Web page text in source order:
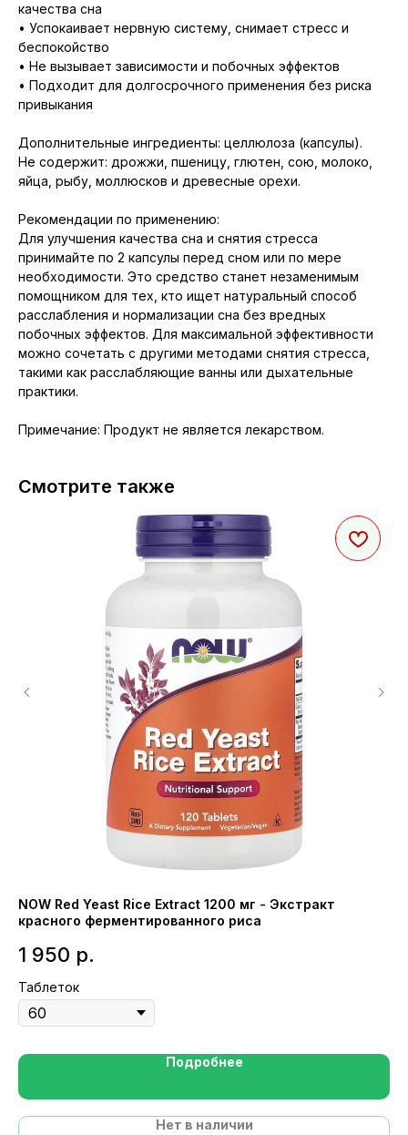
качества сна
• Успокаивает нервную систему, снимает стресс и
беспокойство
• Не вызывает зависимости и побочных эффектов
• Подходит для долгосрочного применения без риска
привыкания
Дополнительные ингредиенты: целлюлоза (капсулы).
Не содержит: дрожжи, пшеницу, глютен, сою, молоко,
яйца, рыбу, моллюсков и древесные орехи.
Рекомендации по применению:
Для улучшения качества сна и снятия стресса
принимайте по 2 капсулы перед сном или по мере
необходимости. Это средство станет незаменимым
помощником для тех, кто ищет натуральный способ
расслабления и нормализации сна без вредных
побочных эффектов. Для максимальной эффективности
можно сочетать с другими методами снятия стресса,
такими как расслабляющие ванны или дыхательные
практики.
Примечание: Продукт не является лекарством.
Смотрите также
NOW Red Yeast Rice Extract 1200 мг - Экстракт
красного ферментированного риса
1 950 р.
Таблеток
Подробнее
Нет в наличии